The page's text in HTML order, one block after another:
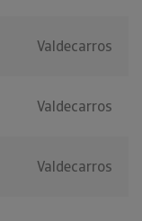
Valdecarros
Valdecarros
Valdecarros